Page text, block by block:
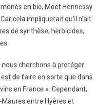
en bio, Moët Hennessy
cela impliquerait qu’il n’ait
de synthèse, herbicides,
nous cherchons à protéger
de faire en sorte que dans
en France ». Cependant,
entre Hyères et